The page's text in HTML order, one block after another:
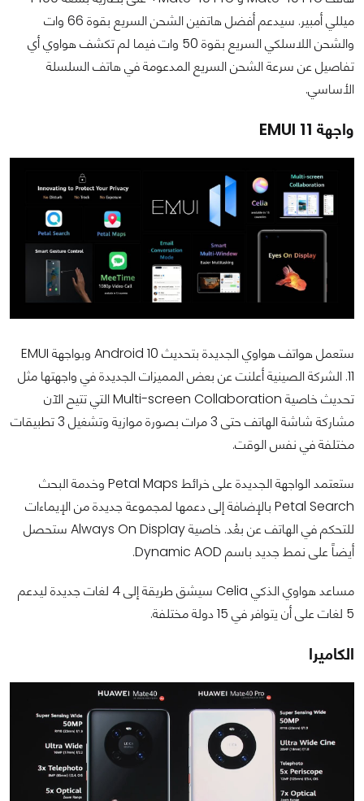
ميللي أمبير. سيدعم أفضل هاتفين الشحن السريع بقوة 66 وات
والشحن اللاسلكي السريع بقوة 50 وات فيما لم تكشف هواوي أي
تفاصيل عن سرعة الشحن السريع المدعومة في هاتف السلسلة
الأساسي.
واجهة EMUI 11
ستعمل هواتف هواوي الجديدة بتحديث Android 10 وبواجهة EMUI
11. الشركة الصينية أعلنت عن بعض المميزات الجديدة في واجهتها مثل
تحديث خاصية Multi-screen Collaboration التي تتيح الآن
مشاركة شاشة الهاتف حتى 3 مرات بصورة موازية وتشغيل 3 تطبيقات
مختلفة في نفس الوقت.
ستعتمد الواجهة الجديدة على خرائط Petal Maps وخدمة البحث
Petal Search بالإضافة إلى دعمها لمجموعة جديدة من الإيماءات
للتحكم في الهاتف عن بعُد. خاصية Always On Display ستحصل
أيضاً على نمط جديد باسم Dynamic AOD.
مساعد هواوي الذكي Celia سيشق طريقة إلى 4 لغات جديدة ليدعم
5 لغات على أن يتوافر في 15 دولة مختلفة.
الكاميرا